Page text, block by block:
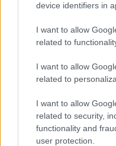
device identifiers in
I want to allow
related to
I want to allow
related to
I want to allow
related to security,
functionality and
user protection.
Games του
για Windows 11
Τίτλοι ηλικίας 20 ετών
όμως είναι ενδιαφέροντες